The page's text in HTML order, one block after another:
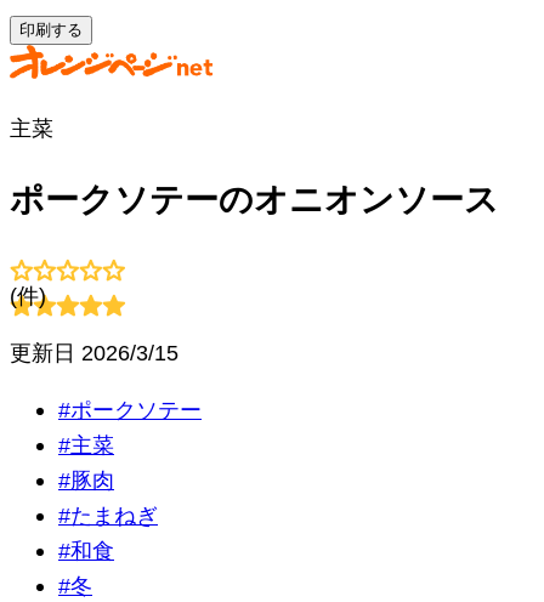
印刷する
主菜
ポークソテーのオニオンソース
(件)
更新日 2026/3/15
#ポークソテー
#主菜
#豚肉
#たまねぎ
#和食
#冬